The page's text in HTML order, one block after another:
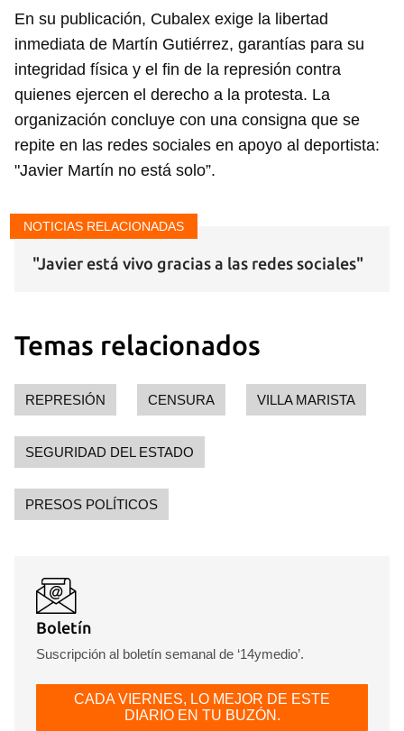
En su publicación, Cubalex exige la libertad
inmediata de Martín Gutiérrez, garantías para su
integridad física y el fin de la represión contra
quienes ejercen el derecho a la protesta. La
organización concluye con una consigna que se
repite en las redes sociales en apoyo al deportista:
"Javier Martín no está solo”.
NOTICIAS RELACIONADAS
"Javier está vivo gracias a las redes sociales"
Temas relacionados
REPRESIÓN CENSURA VILLA MARISTA
SEGURIDAD DEL ESTADO
PRESOS POLÍTICOS
Boletín
Suscripción al boletín semanal de ‘14ymedio’.
CADA VIERNES, LO MEJOR DE ESTE
DIARIO EN TU BUZÓN.